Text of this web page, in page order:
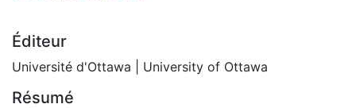
Éditeur
Université d'Ottawa | University of Ottawa
Résumé